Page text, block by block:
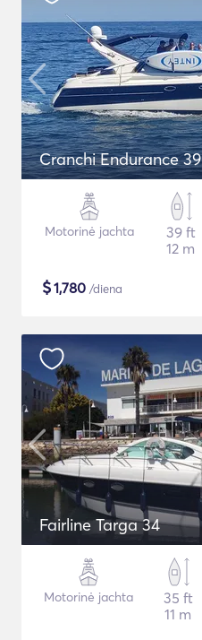
Cranchi Endurance 39
Motorinė jachta
39 ft
12 m
$1,780 /diena
Fairline Targa 34
Motorinė jachta
35 ft
11 m